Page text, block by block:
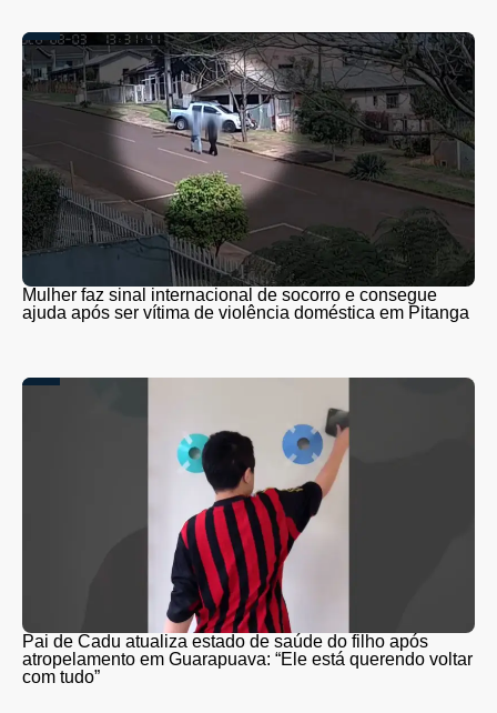
Mulher faz sinal internacional de socorro e consegue
ajuda após ser vítima de violência doméstica em Pitanga
Pai de Cadu atualiza estado de saúde do filho após
atropelamento em Guarapuava: “Ele está querendo voltar
com tudo”